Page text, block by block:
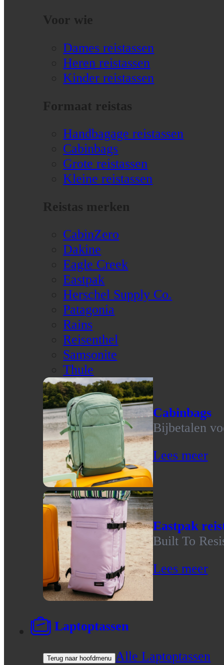
Voor wie
Dames reistassen
Heren reistassen
Kinder reistassen
Formaat reistas
Handbagage reistassen
Cabinbags
Grote reistassen
Kleine reistassen
Reistas merken
CabinZero
Dakine
Eagle Creek
Eastpak
Herschel Supply Co.
Patagonia
Rains
Reisenthel
Samsonite
Thule
Cabinbags
Bijbetalen
Lees meer
Eastpak
Built To
Lees meer
Laptoptassen
Terug naar hoofdmenu Alle Laptoptassen